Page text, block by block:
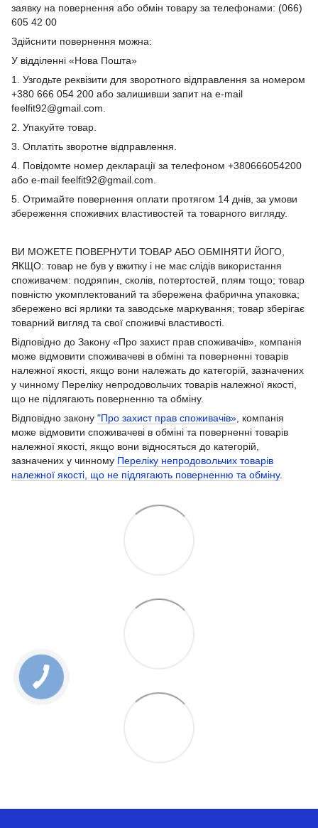
заявку на повернення або обмін товару за телефонами: (066)
605 42 00
Здійснити повернення можна:
У відділенні «Нова Пошта»
1. Узгодьте реквізити для зворотного відправлення за номером
+380 666 054 200 або залишивши запит на e-mail
feelfit92@gmail.com.
2. Упакуйте товар.
3. Оплатіть зворотне відправлення.
4. Повідомте номер декларації за телефоном +380666054200
або e-mail feelfit92@gmail.com.
5. Отримайте повернення оплати протягом 14 днів, за умови
збереження споживчих властивостей та товарного вигляду.
ВИ МОЖЕТЕ ПОВЕРНУТИ ТОВАР АБО ОБМІНЯТИ ЙОГО,
ЯКЩО: товар не був у вжитку і не має слідів використання
споживачем: подряпин, сколів, потертостей, плям тощо; товар
повністю укомплектований та збережена фабрична упаковка;
збережено всі ярлики та заводське маркування; товар зберігає
товарний вигляд та свої споживчі властивості.
Відповідно до Закону «Про захист прав споживачів», компанія
може відмовити споживачеві в обміні та поверненні товарів
належної якості, якщо вони належать до категорій, зазначених
у чинному Переліку непродовольчих товарів належної якості,
що не підлягають поверненню та обміну.
Відповідно закону "Про захист прав споживачів» , компанія
може відмовити споживачеві в обміні та поверненні товарів
належної якості, якщо вони відносяться до категорій,
зазначених у чинному Переліку непродовольчих товарів
належної якості, що не підлягають поверненню та обміну.